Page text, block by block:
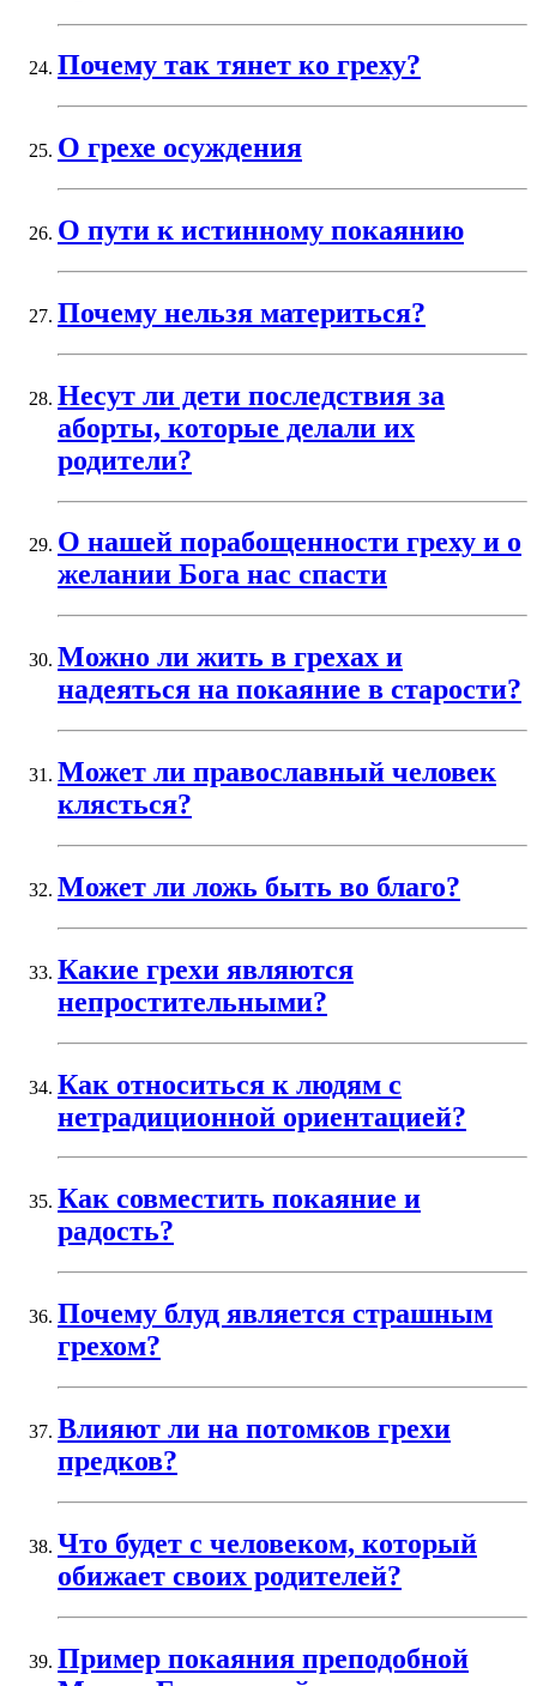
Почему так тянет ко греху?
О грехе осуждения
О пути к истинному покаянию
Почему нельзя материться?
Несут ли дети последствия за
аборты, которые делали их
родители?
О нашей порабощенности греху и о
желании Бога нас спасти
Можно ли жить в грехах и
надеяться на покаяние в старости?
Может ли православный человек
клясться?
Может ли ложь быть во благо?
Какие грехи являются
непростительными?
Как относиться к людям с
нетрадиционной ориентацией?
Как совместить покаяние и
радость?
Почему блуд является страшным
грехом?
Влияют ли на потомков грехи
предков?
Что будет с человеком, который
обижает своих родителей?
Пример покаяния преподобной